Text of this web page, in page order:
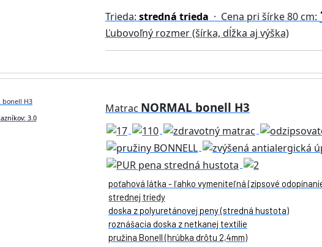
Trieda: stredná trieda · Cena pri šírke 80 cm:
Ľubovoľný rozmer (šírka, dĺžka aj výška)
Matrac NORMAL bonell H3
poťahová látka - ľahko vymeniteľná (zipsové
strednej triedy
doska z polyuretánovej peny (stredná hustota)
roznášacia doska z netkanej textílie
pružina Bonell (hrúbka drôtu 2,4mm)